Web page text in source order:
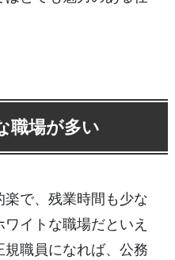
場が多い
で、残業時間も少な
イトな職場だといえ
職員になれば、公務